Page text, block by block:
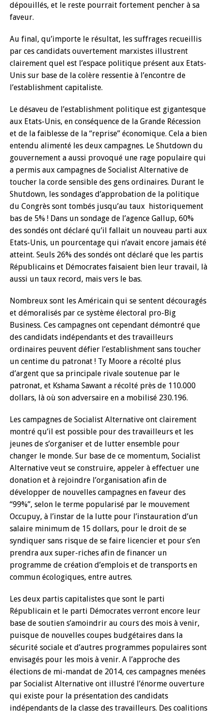
dépouillés, et le reste pourrait fortement pencher à sa
faveur.
Au final, qu’importe le résultat, les suffrages recueillis
par ces candidats ouvertement marxistes illustrent
clairement quel est l’espace politique présent aux Etats-
Unis sur base de la colère ressentie à l’encontre de
l’establishment capitaliste.
Le désaveu de l’establishment politique est gigantesque
aux Etats-Unis, en conséquence de la Grande Récession
et de la faiblesse de la ‘‘reprise’’ économique. Cela a bien
entendu alimenté les deux campagnes. Le Shutdown du
gouvernement a aussi provoqué une rage populaire qui
a permis aux campagnes de Socialist Alternative de
toucher la corde sensible des gens ordinaires. Durant le
Shutdown, les sondages d’approbation de la politique
du Congrès sont tombés jusqu’au taux historiquement
bas de 5% ! Dans un sondage de l’agence Gallup, 60%
des sondés ont déclaré qu’il fallait un nouveau parti aux
Etats-Unis, un pourcentage qui n’avait encore jamais été
atteint. Seuls 26% des sondés ont déclaré que les partis
Républicains et Démocrates faisaient bien leur travail, là
aussi un taux record, mais vers le bas.
Nombreux sont les Américain qui se sentent découragés
et démoralisés par ce système électoral pro-Big
Business. Ces campagnes ont cependant démontré que
des candidats indépendants et des travailleurs
ordinaires peuvent défier l’establishment sans toucher
un centime du patronat ! Ty Moore a récolté plus
d’argent que sa principale rivale soutenue par le
patronat, et Kshama Sawant a récolté près de 110.000
dollars, là où son adversaire en a mobilisé 230.196.
Les campagnes de Socialist Alternative ont clairement
montré qu’il est possible pour des travailleurs et les
jeunes de s’organiser et de lutter ensemble pour
changer le monde. Sur base de ce momentum, Socialist
Alternative veut se construire, appeler à effectuer une
donation et à rejoindre l’organisation afin de
développer de nouvelles campagnes en faveur des
‘‘99%’’, selon le terme popularisé par le mouvement
Occupuy, à l’instar de la lutte pour l’instauration d’un
salaire minimum de 15 dollars, pour le droit de se
syndiquer sans risque de se faire licencier et pour s’en
prendra aux super-riches afin de financer un
programme de création d’emplois et de transports en
commun écologiques, entre autres.
Les deux partis capitalistes que sont le parti
Républicain et le parti Démocrates verront encore leur
base de soutien s’amoindrir au cours des mois à venir,
puisque de nouvelles coupes budgétaires dans la
sécurité sociale et d’autres programmes populaires sont
envisagés pour les mois à venir. A l’approche des
élections de mi-mandat de 2014, ces campagnes menées
par Socialist Alternative ont illustré l’énorme ouverture
qui existe pour la présentation des candidats
indépendants de la classe des travailleurs. Des coalitions